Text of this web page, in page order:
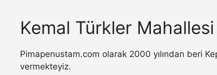
Kemal Türkler
Pimapenustam.com olarak 2000 yılından beri
vermekteyiz.